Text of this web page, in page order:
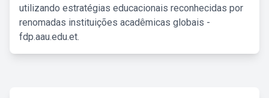
utilizando estratégias educacionais reconhecidas por
renomadas instituições acadêmicas globais -
fdp.aau.edu.et.